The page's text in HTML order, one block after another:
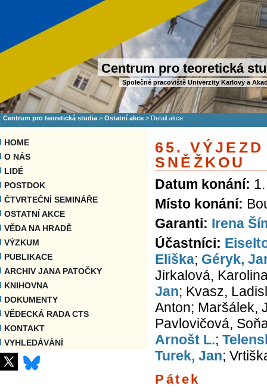
Centrum pro teoretická
Společné pracoviště Univerzity Karlovy a
Centrum pro teoretická studia > Ostatní akce > Detail akce
HOME
O NÁS
LIDÉ
POSTDOK
ČTVRTEČNÍ SEMINÁŘE
OSTATNÍ AKCE
VĚDA NA HRADĚ
VÝZKUM
PUBLIKACE
ARCHIV JANA PATOČKY
KNIHOVNA
DOKUMENTY
VĚDECKÁ RADA CTS
KONTAKT
VYHLEDÁVÁNÍ
65.
SNĚŽKOU
Datum konání:
Místo konání:
Garanti: Irena
Účastníci:
Eliška; Géryk,
Jirkalová,
Jan; Kvasz,
Anton; Maršálek,
Pavlovičová,
Arnošt L.;
Turek, Jan;
Pátek